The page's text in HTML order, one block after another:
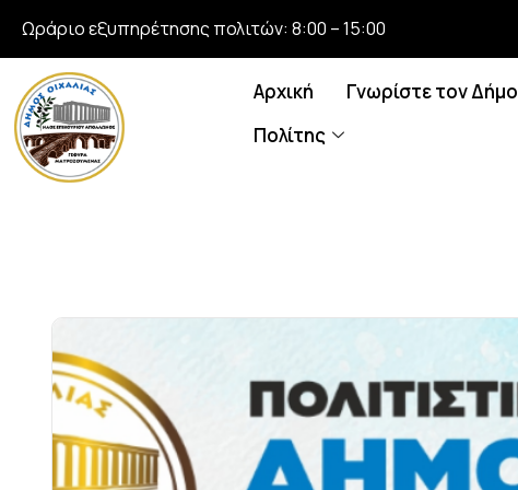
Ωράριο εξυπηρέτησης πολιτών: 8:00 – 15:00
Αρχική Γνωρίστε τον Δήμο
Πολίτης